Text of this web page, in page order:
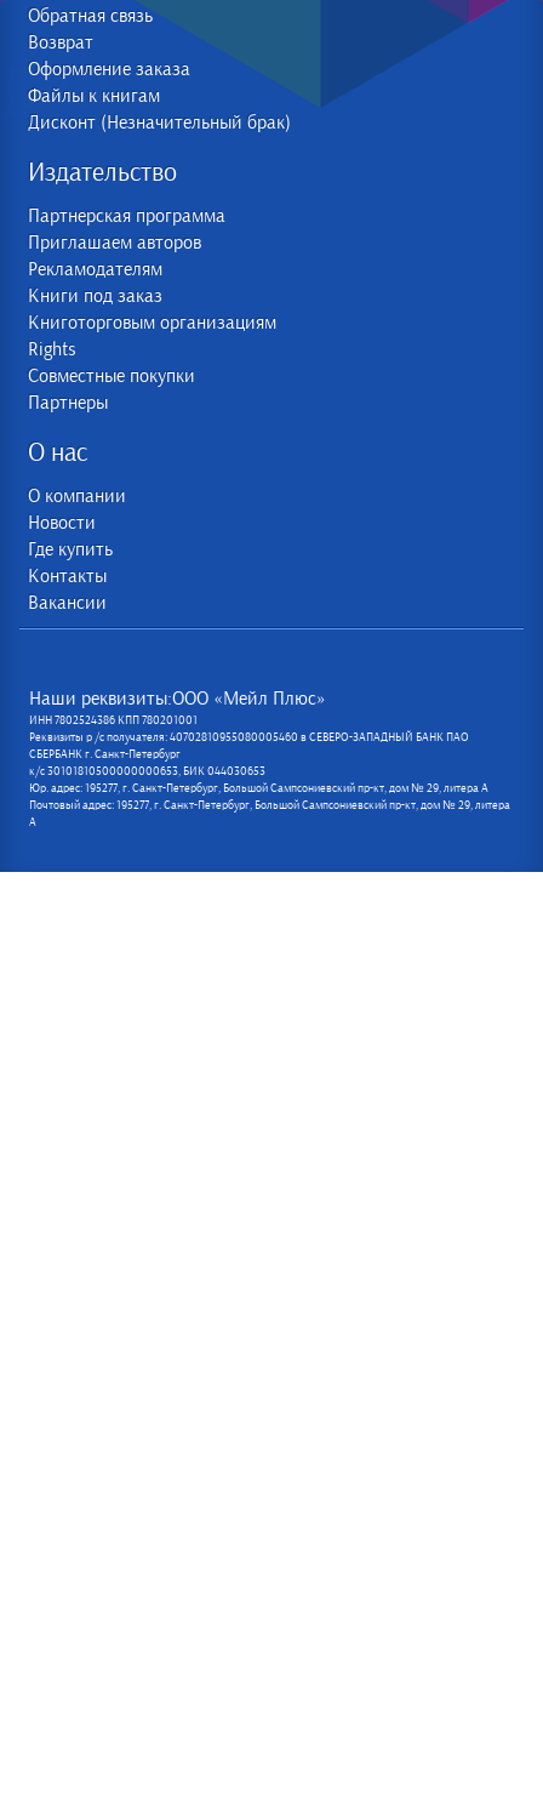
Обратная связь
Возврат
Оформление заказа
Файлы к книгам
Дисконт (Незначительный брак)
Издательство
Партнерская программа
Приглашаем авторов
Рекламодателям
Книги под заказ
Книготорговым организациям
Rights
Совместные покупки
Партнеры
О нас
О компании
Новости
Где купить
Контакты
Вакансии
Наши реквизиты:ООО «Мейл Плюс»
ИНН 7802524386 КПП 780201001
Реквизиты р /с получателя: 40702810955080005460 в СЕВЕРО-ЗАПАДНЫЙ БАНК ПАО
СБЕРБАНК г. Санкт-Петербург
к/с 30101810500000000653, БИК 044030653
Юр. адрес: 195277, г. Санкт-Петербург, Большой Сампсониевский пр-кт, дом № 29, литера А
Почтовый адрес: 195277, г. Санкт-Петербург, Большой Сампсониевский пр-кт, дом № 29, литера
А